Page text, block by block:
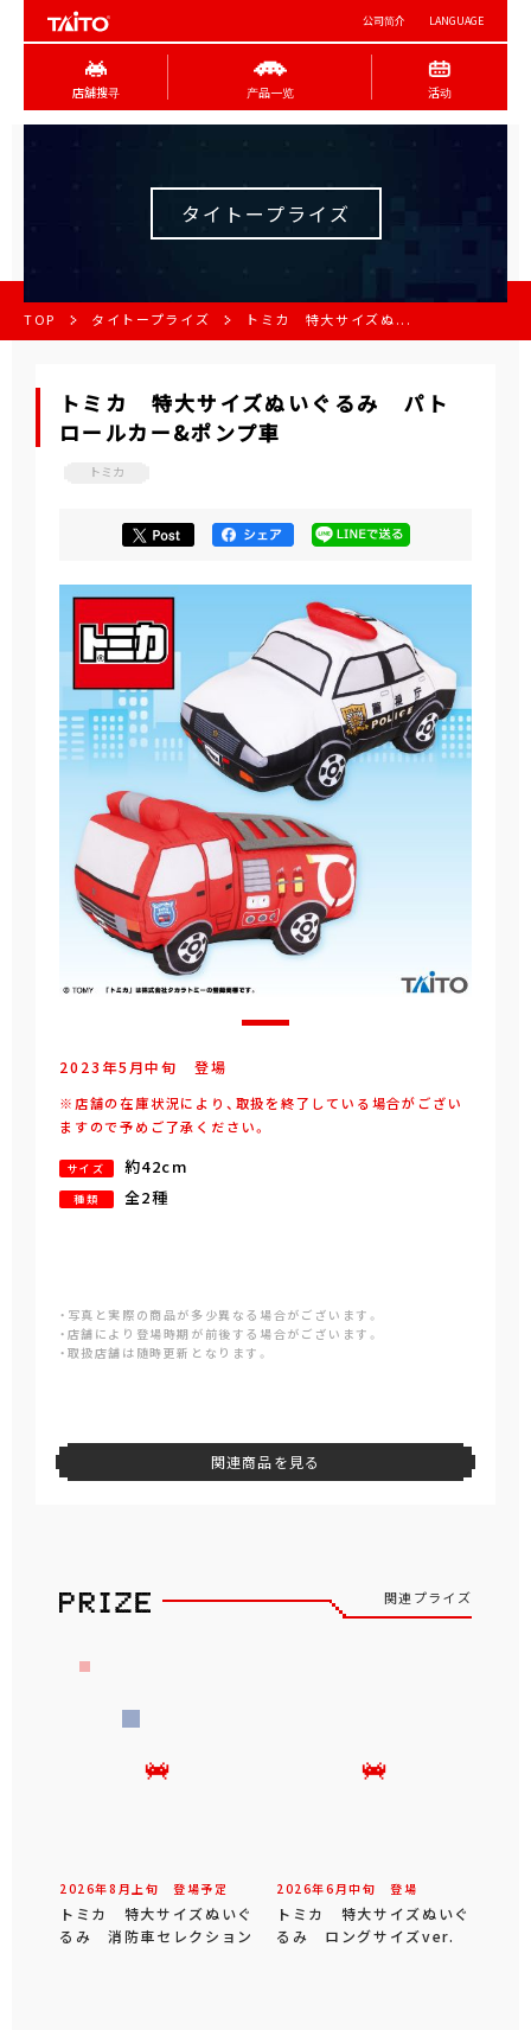
公司简介 LANGUAGE
店舖搜寻 产品一览 活动
タイトープライズ
TOP タイトープライズ トミカ 特大サイズぬ...
トミカ 特大サイズぬいぐるみ パト
ロールカー&ポンプ車
トミカ
2023年5 月中旬 登場
※店舗の在庫状況により、取扱を終了している場合がござい
ますので予めご了承ください。
サイズ 約42cm
種類 全2種
・写真と実際の商品が多少異なる場合がございます。
・店舗により登場時期が前後する場合がございます。
・取扱店舗は随時更新となります。
関連商品を見る
関連プライズ
2026年8 月 上旬 登場予定
トミカ 特大サイズぬいぐ
るみ 消防車セレクション
2026年6 月中旬 登場
トミカ 特大サイズぬいぐ
るみ ロングサイズver.